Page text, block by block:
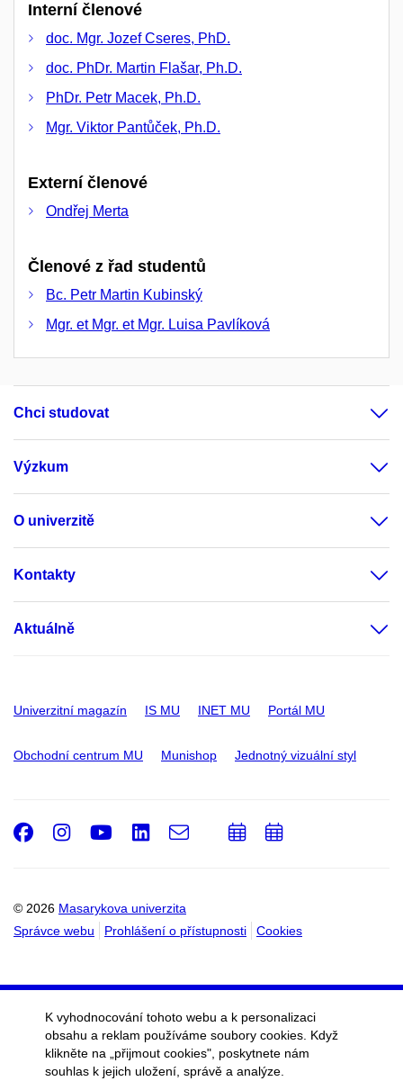
Interní členové
doc. Mgr. Jozef Cseres, PhD.
doc. PhDr. Martin Flašar, Ph.D.
PhDr. Petr Macek, Ph.D.
Mgr. Viktor Pantůček, Ph.D.
Externí členové
Ondřej Merta
Členové z řad studentů
Bc. Petr Martin Kubinský
Mgr. et Mgr. et Mgr. Luisa Pavlíková
Chci studovat
Výzkum
O univerzitě
Kontakty
Aktuálně
Univerzitní magazín IS MU INET MU Portál MU
Obchodní centrum MU Munishop Jednotný vizuální styl
© 2026 Masarykova univerzita
Správce webu
Prohlášení o přístupnosti Cookies
Facebook
Instagram
Youtube
LinkedIn
e-
PřidatPřidat
K vyhodnocování tohoto webu a k personalizaci
obsahu a reklam používáme soubory cookies. Když
klikněte na „přijmout cookies", poskytnete nám
souhlas k jejich uložení, správě a analýze.